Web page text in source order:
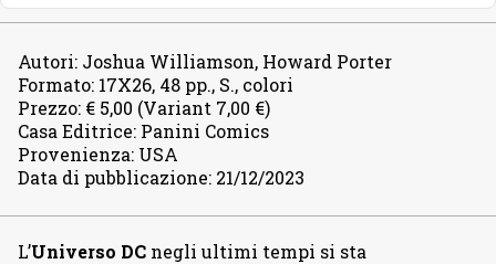
Autori: Joshua Williamson, Howard Porter
Formato: 17X26, 48 pp., S., colori
Prezzo: € 5,00 (Variant 7,00 €)
Casa Editrice: Panini Comics
Provenienza: USA
Data di pubblicazione: 21/12/2023
L’Universo DC negli ultimi tempi si sta